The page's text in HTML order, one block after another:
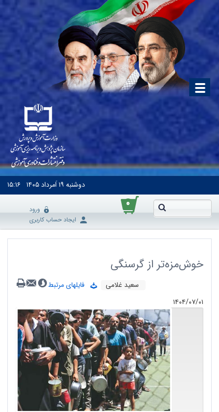
دوشنبه ۱۹ اَمرداد ۱۴۰۵ ۱۵:۱۶
۰
ورود
ایجاد حساب کاربری
خوش‌مزه‌تر از گرسنگی
سعید غلامی
فایلهای مرتبط
۱۴۰۴/۰۷/۰۱